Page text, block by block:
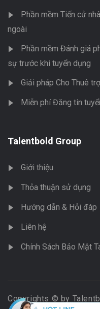
Phần mềm Tiến cử
ngoài
Phần mềm Đánh giá
sự trước khi tuyển dụng
Giải pháp Cho Thuê
Miễn phí Đăng tin
Talentbold Group
Giới thiệu
Thỏa thuận sử dụng
Hướng dẫn & Hỏi đáp
Liên hệ
Chính Sách Bảo Mật
Copyrights © by